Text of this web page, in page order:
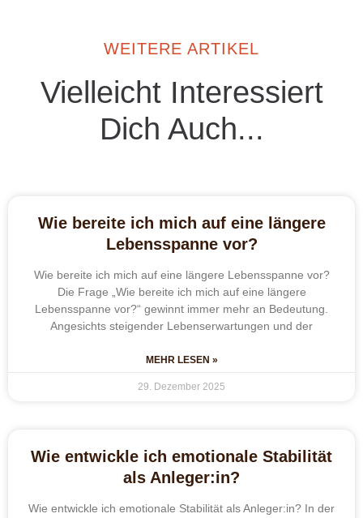
WEITERE ARTIKEL
Vielleicht Interessiert
Dich Auch...
Wie bereite ich mich auf eine längere
Lebensspanne vor?
Wie bereite ich mich auf eine längere Lebensspanne vor?
Die Frage „Wie bereite ich mich auf eine längere
Lebensspanne vor?“ gewinnt immer mehr an Bedeutung.
Angesichts steigender Lebenserwartungen und der
MEHR LESEN »
29. Dezember 2025
Wie entwickle ich emotionale Stabilität
als Anleger:in?
Wie entwickle ich emotionale Stabilität als Anleger:in? In der